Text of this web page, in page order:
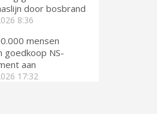
door bosbrand
8:36
mensen
goedkoop NS-
aan
17:32